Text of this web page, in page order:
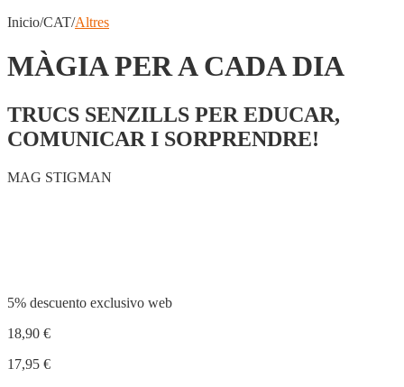
Inicio/CAT/Altres
MÀGIA PER A CADA DIA
TRUCS SENZILLS PER EDUCAR,
COMUNICAR I SORPRENDRE!
MAG STIGMAN
5% descuento exclusivo web
18,90 €
17,95 €